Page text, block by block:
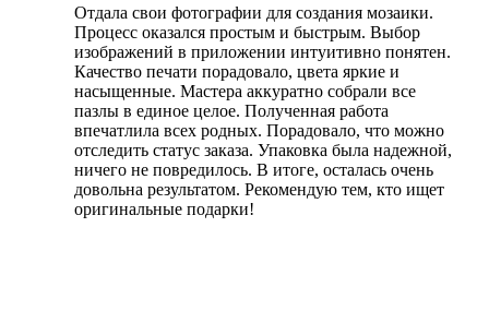
Отдала свои фотографии для создания мозаики.
Процесс оказался простым и быстрым. Выбор
изображений в приложении интуитивно понятен.
Качество печати порадовало, цвета яркие и
насыщенные. Мастера аккуратно собрали все
пазлы в единое целое. Полученная работа
впечатлила всех родных. Порадовало, что можно
отследить статус заказа. Упаковка была надежной,
ничего не повредилось. В итоге, осталась очень
довольна результатом. Рекомендую тем, кто ищет
оригинальные подарки!